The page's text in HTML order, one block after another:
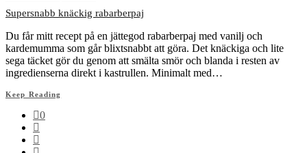
Supersnabb knäckig rabarberpaj
Du får mitt recept på en jättegod rabarberpaj med vanilj och
kardemumma som går blixtsnabbt att göra. Det knäckiga och lite
sega täcket gör du genom att smälta smör och blanda i resten av
ingredienserna direkt i kastrullen. Minimalt med…
Keep Reading
0